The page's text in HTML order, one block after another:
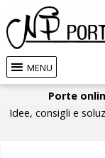
MENU
Porte
Idee, consigli e